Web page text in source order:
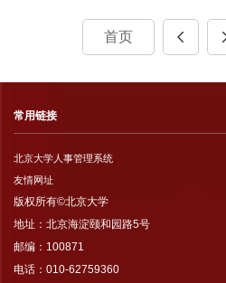
首页
常用链接
北京大学人事管理系统
友情网址
版权所有©北京大学
地址：北京海淀颐和园路5号
邮编：100871
电话：010-62759360